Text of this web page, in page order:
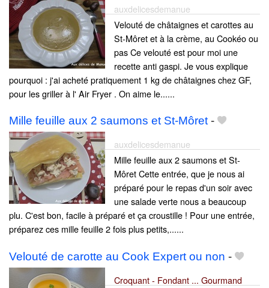
auxdelicesdemanue
Velouté de châtaignes et carottes au
St-Môret et à la crème, au Cookéo ou
pas Ce velouté est pour moi une
recette anti gaspi. Je vous explique
pourquoi : j'ai acheté pratiquement 1 kg de châtaignes chez GF,
pour les griller à l' Air Fryer . On aime le......
Mille feuille aux 2 saumons et St-Môret-
auxdelicesdemanue
Mille feuille aux 2 saumons et St-
Môret Cette entrée, que je nous ai
préparé pour le repas d'un soir avec
une salade verte nous a beaucoup
plu. C'est bon, facile à préparé et ça croustille ! Pour une entrée,
préparez ces mille feuille 2 fois plus petits,......
Velouté de carotte au Cook Expert ou non -
Croquant - Fondant ... Gourmand